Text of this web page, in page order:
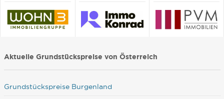
Aktuelle Grundstückspreise von Österreich
Grundstückspreise Burgenland